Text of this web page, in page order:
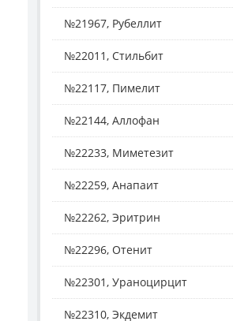
№21967, Рубеллит
№22011, Стильбит
№22117, Пимелит
№22144, Аллофан
№22233, Миметезит
№22259, Анапаит
№22262, Эритрин
№22296, Отенит
№22301, Ураноцирцит
№22310, Экдемит